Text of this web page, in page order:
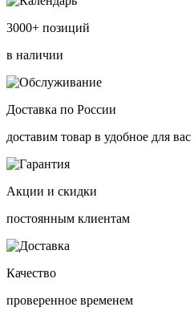
3000+ позиций
в наличии
Доставка по России
доставим товар в удобное для
Акции и скидки
постоянным клиентам
Качество
проверенное временем